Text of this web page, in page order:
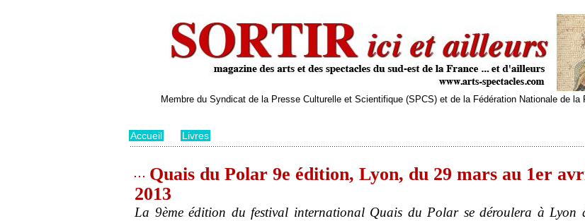
Membre du Syndicat de la Presse Culturelle et Scientifique (SPCS) et de la Fédération Nationale de
Accueil Livres
Quais du Polar 9e édition, Lyon, du 29 mars au 1er
2013
La 9ème édition du festival international Quais du Polar se déroulera à Lyon